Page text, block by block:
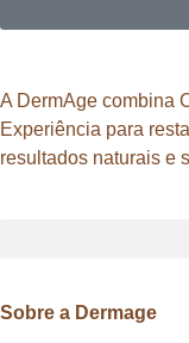
A DermAge combina
Experiência para
resultados naturais e
Sobre a Dermage